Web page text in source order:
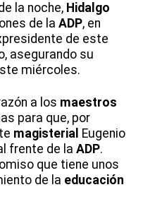
la noche, Hidalgo
de la ADP, en
de este
asegurando su
miércoles.
a los maestros
para que, por
magisterial Eugenio
frente de la ADP.
que tiene unos
de la educación